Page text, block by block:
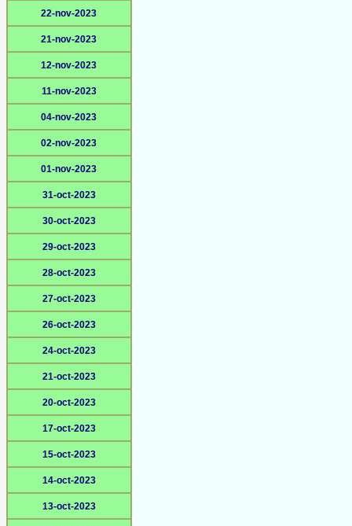
22-nov-2023
21-nov-2023
12-nov-2023
11-nov-2023
04-nov-2023
02-nov-2023
01-nov-2023
31-oct-2023
30-oct-2023
29-oct-2023
28-oct-2023
27-oct-2023
26-oct-2023
24-oct-2023
21-oct-2023
20-oct-2023
17-oct-2023
15-oct-2023
14-oct-2023
13-oct-2023